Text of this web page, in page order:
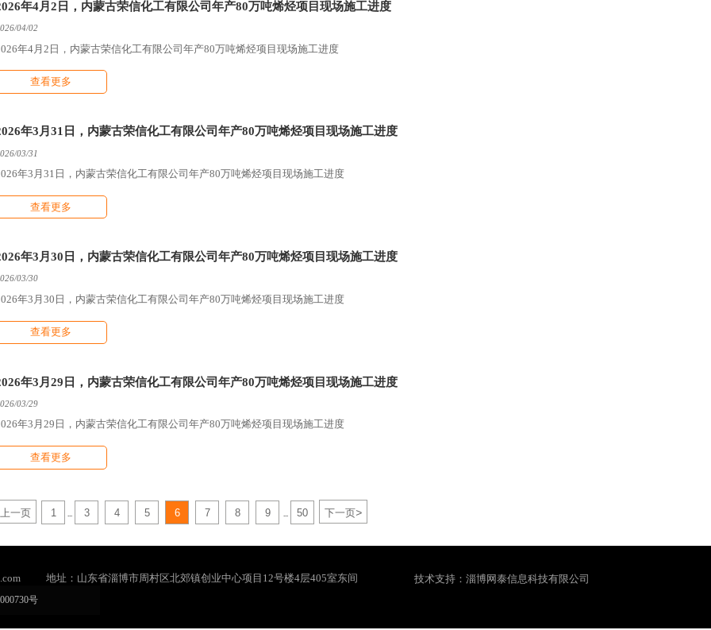
年4月2日，内蒙古荣信化工有限公司年产80万吨烯烃项目现场施工进度
04/02
年4月2日，内蒙古荣信化工有限公司年产80万吨烯烃项目现场施工进度
查看更多
年3月31日，内蒙古荣信化工有限公司年产80万吨烯烃项目现场施工进度
03/31
年3月31日，内蒙古荣信化工有限公司年产80万吨烯烃项目现场施工进度
查看更多
年3月30日，内蒙古荣信化工有限公司年产80万吨烯烃项目现场施工进度
03/30
年3月30日，内蒙古荣信化工有限公司年产80万吨烯烃项目现场施工进度
查看更多
年3月29日，内蒙古荣信化工有限公司年产80万吨烯烃项目现场施工进度
03/29
年3月29日，内蒙古荣信化工有限公司年产80万吨烯烃项目现场施工进度
查看更多
上一页 1 3 4 5 6 7 8 9 50 下一页>
地址：山东省淄博市周村区北郊镇创业中心项目12号楼4层405室东间
号
技术支持：淄博网泰信息科技有限公司